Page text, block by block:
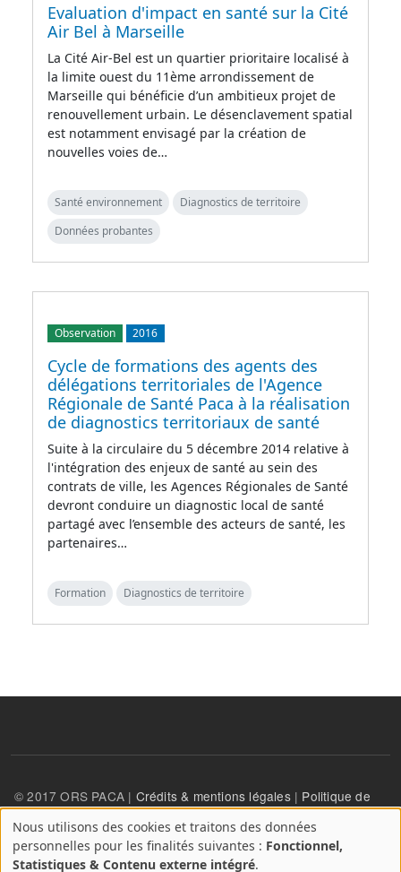
Evaluation d'impact en santé sur la Cité
Air Bel à Marseille
La Cité Air-Bel est un quartier prioritaire localisé à
la limite ouest du 11ème arrondissement de
Marseille qui bénéficie d’un ambitieux projet de
renouvellement urbain. Le désenclavement spatial
est notamment envisagé par la création de
nouvelles voies de…
Santé environnement
Diagnostics de territoire
Données probantes
Observation 2016
Cycle de formations des agents des
délégations territoriales de l'Agence
Régionale de Santé Paca à la réalisation
de diagnostics territoriaux de santé
Suite à la circulaire du 5 décembre 2014 relative à
l'intégration des enjeux de santé au sein des
contrats de ville, les Agences Régionales de Santé
devront conduire un diagnostic local de santé
partagé avec l’ensemble des acteurs de santé, les
partenaires…
Formation Diagnostics de territoire
© 2017 ORS PACA | Crédits & mentions légales| Politique de
confidentialité
User account menu
A
propos
Nous utilisons des cookies et traitons des données
personnelles pour les finalités suivantes : Fonctionnel,
Statistiques & Contenu externe intégré.